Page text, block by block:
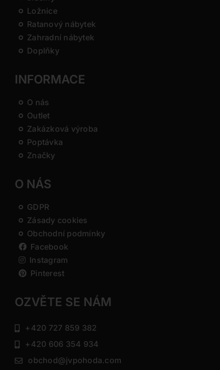
Ložnice
Ratanový nábytek
Zahradní nábytek
Doplňky
INFORMACE
O nás
Outlet
Zakázková výroba
Poptávka
Značky
O NÁS
GDPR
Zásady cookies
Obchodní podmínky
Facebook
Instagram
Pinterest
OZVĚTE SE NÁM
+420 727 859 382
+420 606 354 934
obchod@jvpohoda.com